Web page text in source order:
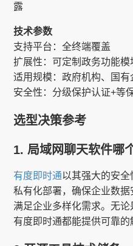
露
技术参数
支持平台​​：全终端覆盖
扩展性​​：可定制政务功能模
适用规模​​：政府机构、国有
安全性​​：分级保护认证+等
​​选型决策参考​​
1. 局域网聊天软件哪
有度即时通以其强大的安
私有化部署，确保企业数据
满足企业多样化需求。无论
有度即时通都能提供可靠的